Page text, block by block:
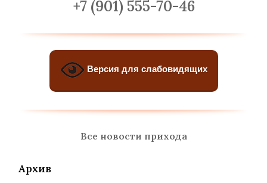
+7 (901) 555-70-46
Версия для слабовидящих
Все новости прихода
Архив